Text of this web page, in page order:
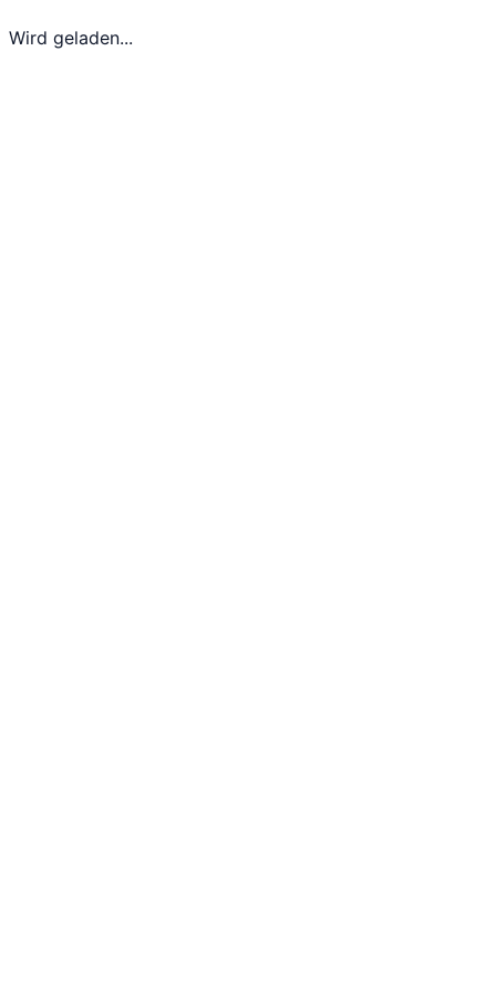
Wird geladen...